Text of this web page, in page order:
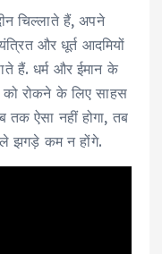
चिल्‍लाते हैं, अपने
और धूर्त आदमियों
हैं. धर्म और ईमान के
को रोकने के लिए साहस
तक ऐसा नहीं होगा, तब
झगड़े कम न होंगे.